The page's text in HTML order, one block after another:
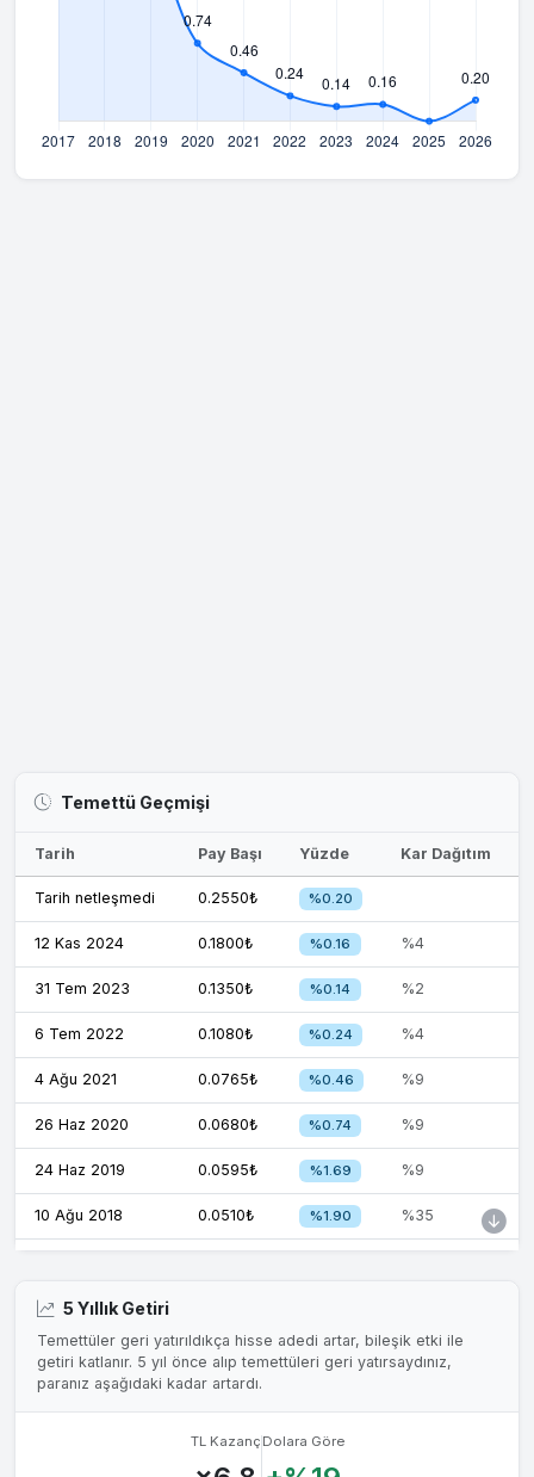
Temettü Geçmişi
Tarih Pay Başı Yüzde Kar Dağıtım
Tarih netleşmedi 0.2550₺ %0.20
12 Kas 2024 0.1800₺ %0.16 %4
31 Tem 2023 0.1350₺ %0.14 %2
6 Tem 2022 0.1080₺ %0.24 %4
4 Ağu 2021 0.0765₺ %0.46 %9
26 Haz 2020 0.0680₺ %0.74 %9
24 Haz 2019 0.0595₺ %1.69 %9
10 Ağu 2018 0.0510₺ %1.90 %35
5 Yıllık Getiri
Temettüler geri yatırıldıkça hisse adedi artar, bileşik etki ile
getiri katlanır. 5 yıl önce alıp temettüleri geri yatırsaydınız,
paranız aşağıdaki kadar artardı.
TL Kazanç Dolara Göre